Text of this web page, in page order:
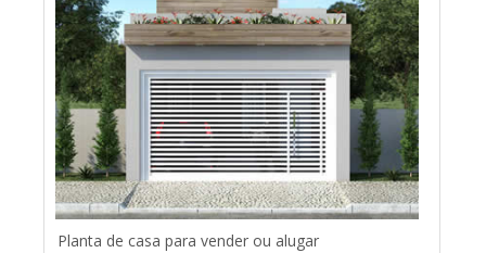
Planta de casa para vender ou alugar